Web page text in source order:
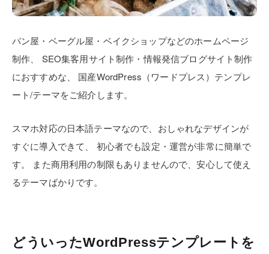
パン屋・ベーグル屋・ベイクショップなどのホームページ
制作、
SEO集客用サイト制作・情報発信ブログサイト制作
におすすめな、
国産WordPress（ワードプレス）テンプレ
ート/テーマをご紹介します。
スマホ対応の日本語テーマなので、おしゃれなデザインが
すぐに導入できて、
初心者でも設定・運営が非常に簡単で
す。
また商用利用の制限もありませんので、安心して使え
るテーマばかりです。
どういったWordPressテンプレートを